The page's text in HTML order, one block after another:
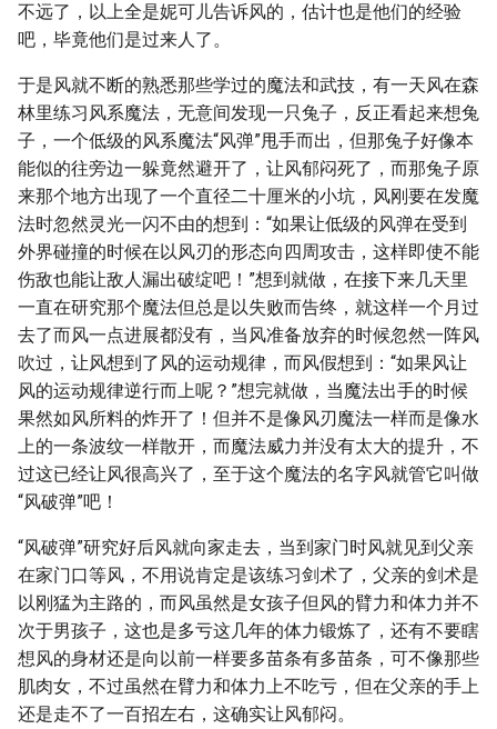
不远了，以上全是妮可儿告诉风的，估计也是他们的经验
吧，毕竟他们是过来人了。
于是风就不断的熟悉那些学过的魔法和武技，有一天风在森
林里练习风系魔法，无意间发现一只兔子，反正看起来想兔
子，一个低级的风系魔法“风弹”甩手而出，但那兔子好像本
能似的往旁边一躲竟然避开了，让风郁闷死了，而那兔子原
来那个地方出现了一个直径二十厘米的小坑，风刚要在发魔
法时忽然灵光一闪不由的想到：“如果让低级的风弹在受到
外界碰撞的时候在以风刃的形态向四周攻击，这样即使不能
伤敌也能让敌人漏出破绽吧！”想到就做，在接下来几天里
一直在研究那个魔法但总是以失败而告终，就这样一个月过
去了而风一点进展都没有，当风准备放弃的时候忽然一阵风
吹过，让风想到了风的运动规律，而风假想到：“如果风让
风的运动规律逆行而上呢？”想完就做，当魔法出手的时候
果然如风所料的炸开了！但并不是像风刃魔法一样而是像水
上的一条波纹一样散开，而魔法威力并没有太大的提升，不
过这已经让风很高兴了，至于这个魔法的名字风就管它叫做
“风破弹”吧！
“风破弹”研究好后风就向家走去，当到家门时风就见到父亲
在家门口等风，不用说肯定是该练习剑术了，父亲的剑术是
以刚猛为主路的，而风虽然是女孩子但风的臂力和体力并不
次于男孩子，这也是多亏这几年的体力锻炼了，还有不要瞎
想风的身材还是向以前一样要多苗条有多苗条，可不像那些
肌肉女，不过虽然在臂力和体力上不吃亏，但在父亲的手上
还是走不了一百招左右，这确实让风郁闷。